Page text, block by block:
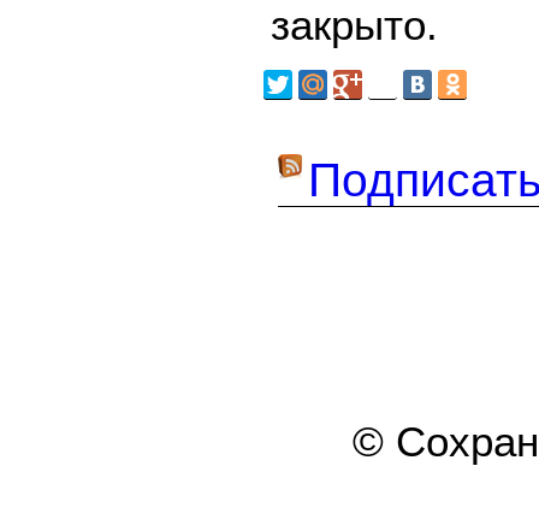
закрыто.
©